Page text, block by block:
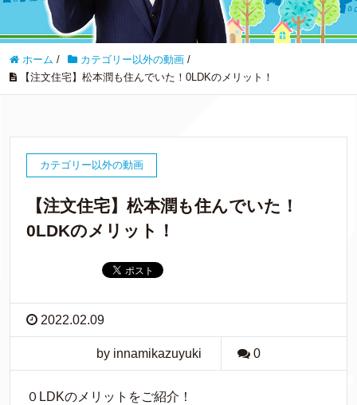
ホーム / カテゴリー以外の動画 /
【注文住宅】松本潤も住んでいた！0LDKのメリット！
カテゴリー以外の動画
【注文住宅】松本潤も住んでいた！
0LDKのメリット！
2022.02.09
by innamikazuyuki 0
０LDKのメリットをご紹介！